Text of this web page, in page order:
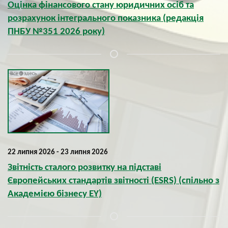
Оцінка фінансового стану юридичних осіб та
розрахунок інтегрального показника (редакція
ПНБУ №351 2026 року)
22 липня 2026 - 23 липня 2026
Звітність сталого розвитку на підставі
Європейських стандартів звітності (ESRS) (спільно з
Академією бізнесу EY)